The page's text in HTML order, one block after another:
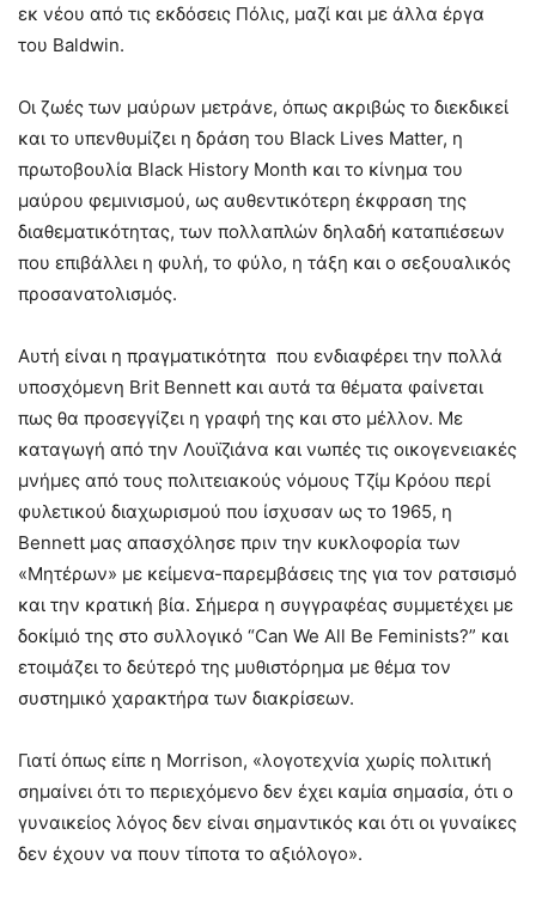
εκ νέου από τις εκδόσεις Πόλις, μαζί και με άλλα έργα
του Baldwin.
Οι ζωές των μαύρων μετράνε, όπως ακριβώς το διεκδικεί
και το υπενθυμίζει η δράση του Black Lives Matter, η
πρωτοβουλία Black History Month και το κίνημα του
μαύρου φεμινισμού, ως αυθεντικότερη έκφραση της
διαθεματικότητας, των πολλαπλών δηλαδή καταπιέσεων
που επιβάλλει η φυλή, το φύλο, η τάξη και ο σεξουαλικός
προσανατολισμός.
Αυτή είναι η πραγματικότητα που ενδιαφέρει την πολλά
υποσχόμενη Brit Bennett και αυτά τα θέματα φαίνεται
πως θα προσεγγίζει η γραφή της και στο μέλλον. Με
καταγωγή από την Λουϊζιάνα και νωπές τις οικογενειακές
μνήμες από τους πολιτειακούς νόμους Τζίμ Κρόου περί
φυλετικού διαχωρισμού που ίσχυσαν ως το 1965, η
Bennett μας απασχόλησε πριν την κυκλοφορία των
«Μητέρων» με κείμενα-παρεμβάσεις της για τον ρατσισμό
και την κρατική βία. Σήμερα η συγγραφέας συμμετέχει με
δοκίμιό της στο συλλογικό “Can We All Be Feminists?” και
ετοιμάζει το δεύτερό της μυθιστόρημα με θέμα τον
συστημικό χαρακτήρα των διακρίσεων.
Γιατί όπως είπε η Morrison, «λογοτεχνία χωρίς πολιτική
σημαίνει ότι το περιεχόμενο δεν έχει καμία σημασία, ότι ο
γυναικείος λόγος δεν είναι σημαντικός και ότι οι γυναίκες
δεν έχουν να πουν τίποτα το αξιόλογο».